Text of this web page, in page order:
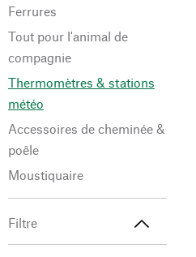
Ferrures
Tout pour l'animal de
compagnie
Thermomètres & stations
météo
Accessoires de cheminée &
poêle
Moustiquaire
Filtre